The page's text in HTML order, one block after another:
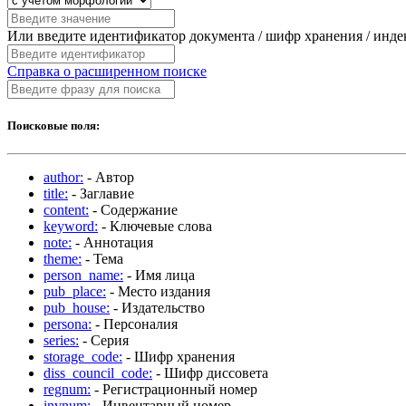
Или введите идентификатор документа / шифр хранения /
Справка о расширенном поиске
Поисковые поля:
author: - Автор
title: - Заглавие
content: - Содержание
keyword: - Ключевые слова
note: - Аннотация
theme: - Тема
person_name: - Имя лица
pub_place: - Место издания
pub_house: - Издательство
persona: - Персоналия
series: - Серия
storage_code: - Шифр хранения
diss_council_code: - Шифр диссовета
regnum: - Регистрационный номер